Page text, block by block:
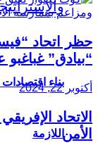
بناء
اللازمة
حظر اتحاد
“بيادق”
أكتوبر 22, 2024
الاتحاد
الأمن